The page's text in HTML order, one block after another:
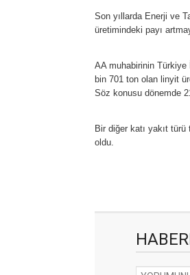
Son yıllarda Enerji ve
üretimindeki payı
AA muhabirinin
bin 701 ton olan linyit
Söz konusu dönemde
Bir diğer katı yakıt
oldu.